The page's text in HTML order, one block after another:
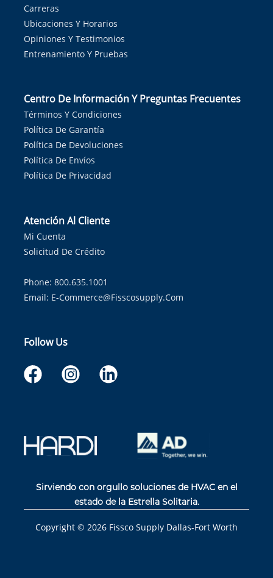
Carreras
Ubicaciones Y Horarios
Opiniones Y Testimonios
Entrenamiento Y Pruebas
Centro De Información Y Preguntas Frecuentes
Términos Y Condiciones
Política De Garantía
Política De Devoluciones
Política De Envíos
Política De Privacidad
Atención Al Cliente
Mi Cuenta
Solicitud De Crédito
Phone: 800.635.1001
Email: E-Commerce@fisscosupply.com
Follow Us
Sirviendo con orgullo soluciones de HVAC en el
estado de la Estrella Solitaria.
Copyright © 2026 Fissco Supply Dallas-Fort Worth